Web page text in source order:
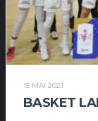
15 MAI 2021
BASKET